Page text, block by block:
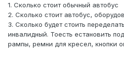
1. Сколько стоит обычный автобус
2. Сколько стоит автобус,
3. Сколько будет стоить
инвалидный. Тоесть естановить
рампы, ремни для кресел, кнопки